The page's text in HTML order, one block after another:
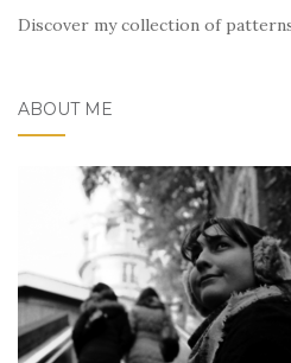
Discover my collection of
ABOUT ME